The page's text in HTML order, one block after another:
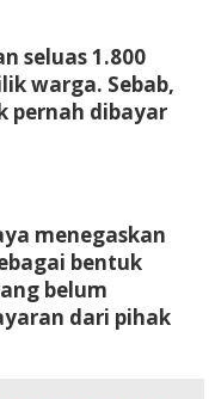
seluas 1.800
warga. Sebab,
pernah dibayar
menegaskan
bentuk
belum
dari pihak